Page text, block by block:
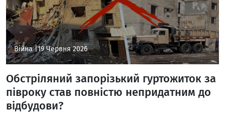
Війна |19 Червня 2026
Обстріляний запорізький гуртожиток за
півроку став повністю непридатним до
відбудови?